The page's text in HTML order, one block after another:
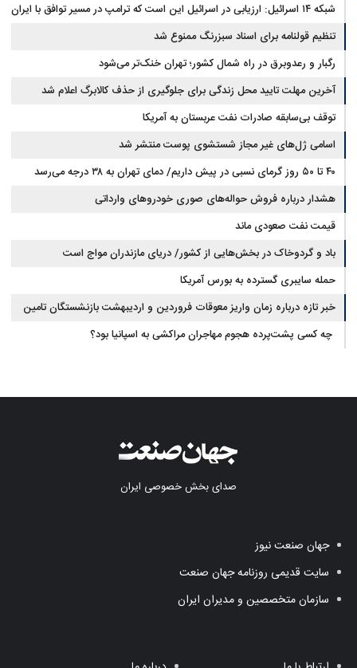
هرمز خارج شدندشبکه ۱۴ اسرائیل: ارزیابی در اسرائیل این است که ترامپ در مسیر توافق با ایران
قرار دارد
تنظیم قولنامه برای اسناد سبزرنگ ممنوع شد
رگبار و رعدوبرق در راه شمال کشور؛ تهران خنک‌تر می‌شود
آخرین مهلت تایید محل زندگی برای جلوگیری از حذف کالابرگ اعلام شد
توقف بی‌سابقه صادرات نفت عربستان به آمریکا
اسامی ژل‌های غیر مجاز شستشوی پوست منتشر شد
۴۰ تا ۵۰ روز گرمای نسبی در پیش داریم/ دمای تهران به ۳۸ درجه می‌رسد
هشدار درباره فروش حواله‌های صوری خودروهای وارداتی
قیمت نفت صعودی ماند
باد و گردوخاک در بخش‌هایی از کشور/ دریای مازندران مواج است
حمله سایبری گسترده به بورس آمریکا
خبر تازه درباره زمان واریز معوقات فروردین و اردیبهشت بازنشستگان تامین
اجتماعی
چه کسی پشت‌پرده هجوم مهاجران مراکشی به اسپانیا بود؟
صدای بخش خصوصی ایران
جهان صنعت نیوز
سایت قدیمی روزنامه جهان صنعت
سازمان متخصصین و مدیران ایران